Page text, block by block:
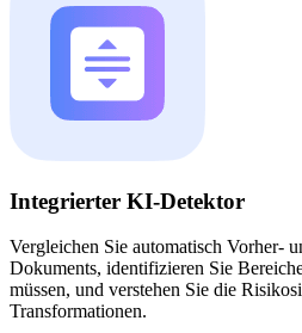
Integrierter KI-Detektor
Vergleichen Sie automatisch Vorher-
Dokuments, identifizieren Sie
müssen, und verstehen Sie die
Transformationen.